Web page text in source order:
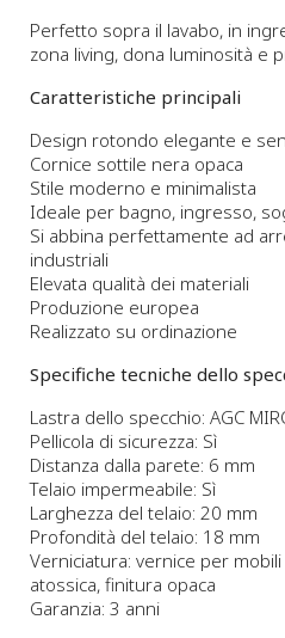
Perfetto sopra il lavabo, in
zona living, dona luminosità e
Caratteristiche principali
Design rotondo elegante e
Cornice sottile nera opaca
Stile moderno e minimalista
Ideale per bagno, ingresso,
Si abbina perfettamente ad
industriali
Elevata qualità dei materiali
Produzione europea
Realizzato su ordinazione
Specifiche tecniche dello
Lastra dello specchio: AGC
Pellicola di sicurezza: Sì
Distanza dalla parete: 6 mm
Telaio impermeabile: Sì
Larghezza del telaio: 20 mm
Profondità del telaio: 18 mm
Verniciatura: vernice per
atossica, finitura opaca
Garanzia: 3 anni